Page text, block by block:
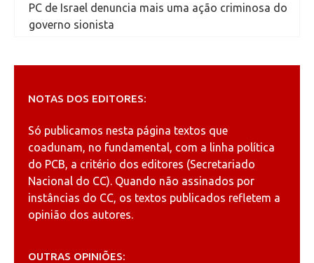
PC de Israel denuncia mais uma ação criminosa do
governo sionista
NOTAS DOS EDITORES:
Só publicamos nesta página textos que
coadunam, no fundamental, com a linha política
do PCB, a critério dos editores (Secretariado
Nacional do CC). Quando não assinados por
instâncias do CC, os textos publicados refletem a
opinião dos autores.
OUTRAS OPINIÕES: